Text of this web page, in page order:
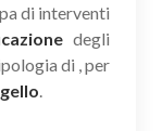
di interventi
degli
di , per
.